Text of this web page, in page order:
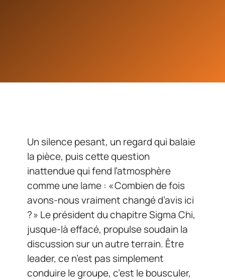
Un silence pesant, un regard qui balaie
la pièce, puis cette question
inattendue qui fend l’atmosphère
comme une lame : « Combien de fois
avons-nous vraiment changé d’avis ici
? » Le président du chapitre Sigma Chi,
jusque-là effacé, propulse soudain la
discussion sur un autre terrain. Être
leader, ce n’est pas simplement
conduire le groupe, c’est le bousculer,